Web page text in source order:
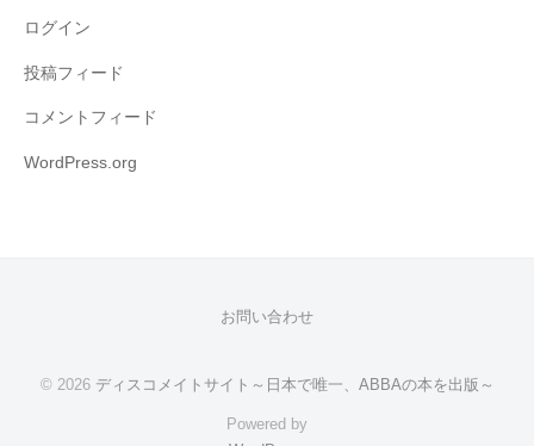
ログイン
投稿フィード
コメントフィード
WordPress.org
お問い合わせ
© 2026 ディスコメイトサイト～日本で唯一、ABBAの本を出版～
Powered by